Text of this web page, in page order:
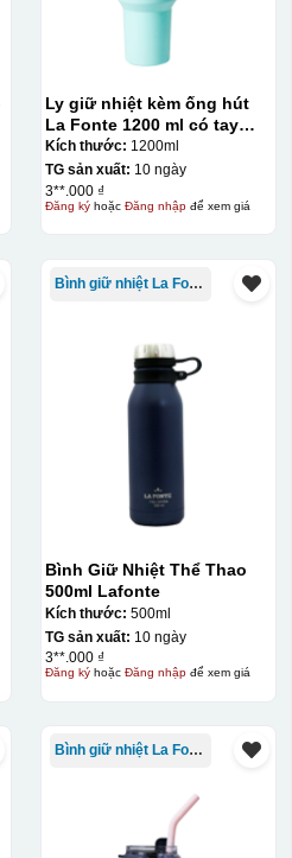
dán decal lên bát cơm
dán xong (chưa nung)
Ly giữ nhiệt kèm ống hút
La Fonte 1200 ml có tay
cầm – 012317
Kích thước: 1200ml
TG sản xuất: 10 ngày
3**.000 ₫
Đăng kýhoặc Đăng nhậpđể xem giá
Bình giữ nhiệt La Fonte
Bình Giữ Nhiệt Thể Thao
500ml Lafonte
Kích thước: 500ml
TG sản xuất: 10 ngày
3**.000 ₫
Đăng kýhoặc Đăng nhậpđể xem giá
Bình giữ nhiệt La Fonte